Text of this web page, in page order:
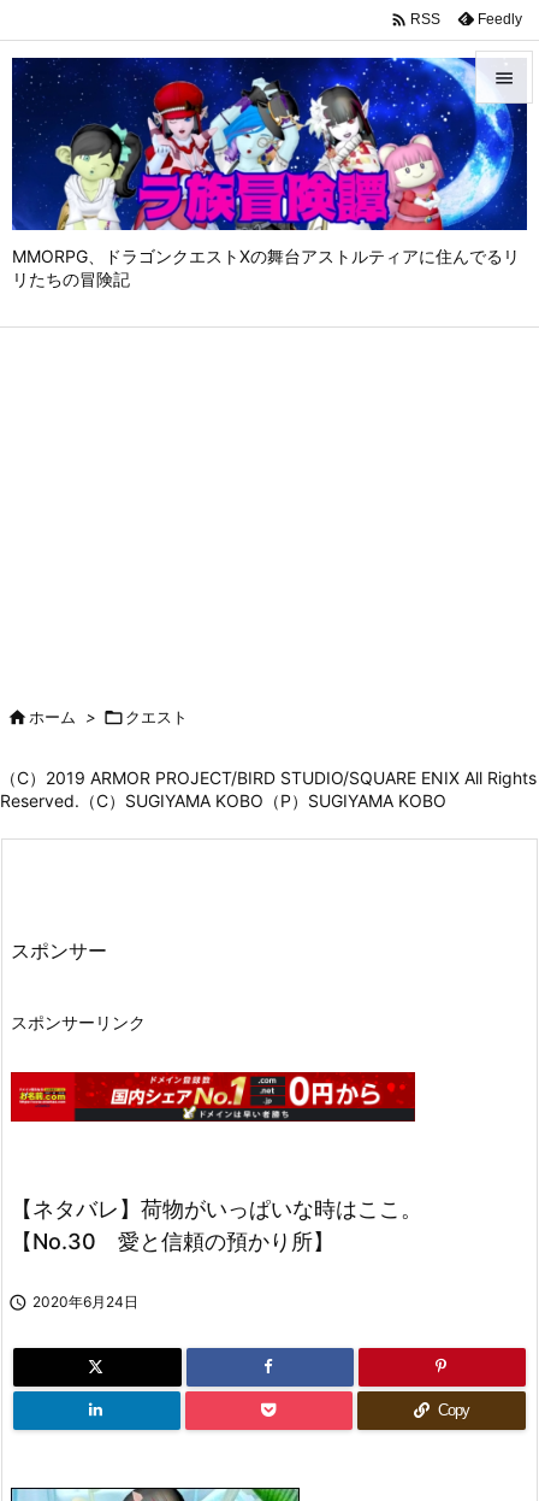
MMORPG、ドラゴンクエストⅩの舞台アストルティアに住んでるリ
リたちの冒険記


メニュ

サイド

 RSS Feedly
ホーム > クエスト
（C）2019 ARMOR PROJECT/BIRD STUDIO/SQUARE ENIX All Rights
Reserved.（C）SUGIYAMA KOBO（P）SUGIYAMA KOBO
スポンサー
スポンサーリンク
【ネタバレ】荷物がいっぱいな時はここ。
【No.30 愛と信頼の預かり所】
 2020年6月24日
Copy